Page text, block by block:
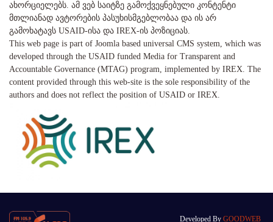
ახორციელებს. ამ ვებ საიტზე გამოქვეყნებული კონტენტი
მთლიანად ავტორების პასუხისმგებლობაა და ის არ
გამოხატავს USAID-ისა და IREX-ის პოზიციას.
This web page is part of Joomla based universal CMS system, which was
developed through the USAID funded Media for Transparent and
Accountable Governance (MTAG) program, implemented by IREX. The
content provided through this web-site is the sole responsibility of the
authors and does not reflect the position of USAID or IREX.
Developed By GOODWEB